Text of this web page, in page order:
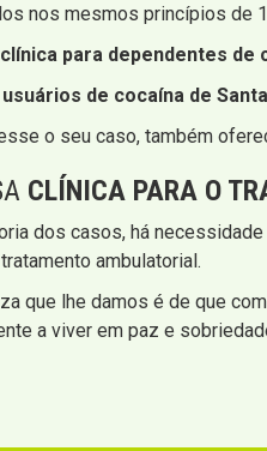
nos mesmos princípios de
clínica para dependentes de
usuários de cocaína de
o seu caso, também
CLÍNICA PARA O
dos casos, há
ambulatorial.
que lhe damos é de que
a viver em paz e